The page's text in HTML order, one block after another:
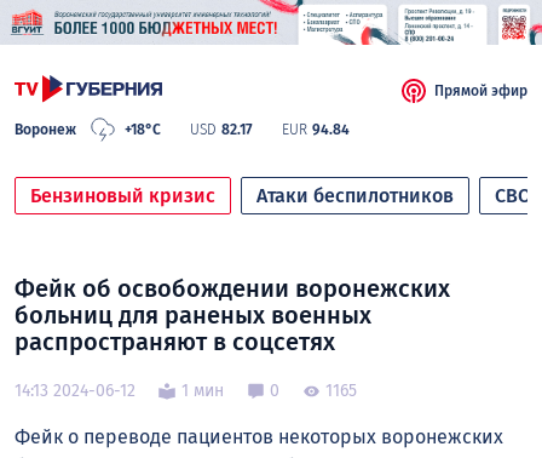
Воронеж +18°C USD 82.17 EUR 94.84
Прямой эфир
Бензиновый кризис Атаки беспилотников СВО
Фейк об освобождении воронежских
больниц для раненых военных
распространяют в соцсетях
14:13 2024-06-12 1 мин 0 1165
Фейк о переводе пациентов некоторых воронежских